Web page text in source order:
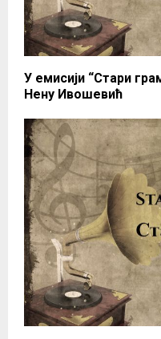
У емисији “Стари
Нену Ивошевић